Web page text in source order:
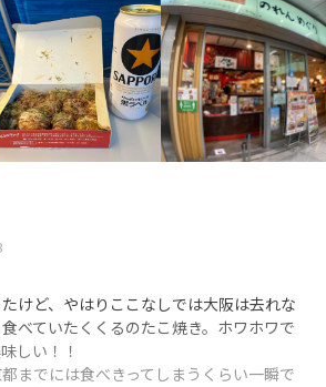
けど、やはりここなしでは大阪は去れな
べていたくくるのたこ焼き。ホワホワで
しい！！
までには食べきってしまうくらい一瞬で